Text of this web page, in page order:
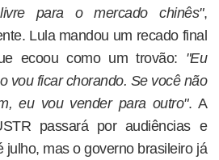
para o mercado chinês",
Lula mandou um recado final
ecoou como um trovão: "Eu
vou ficar chorando. Se você não
eu vou vender para outro". A
passará por audiências e
julho, mas o governo brasileiro já